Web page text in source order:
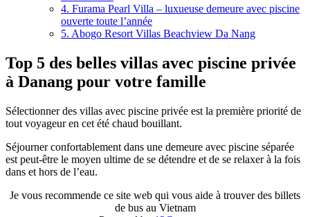
4. Furama Pearl Villa – luxueuse demeure avec piscine
ouverte toute l’année
5. Abogo Resort Villas Beachview Da Nang
Top 5 des belles villas avec piscine privée
à Danang pour votre famille
Sélectionner des villas avec piscine privée est la première priorité de
tout voyageur en cet été chaud bouillant.
Séjourner confortablement dans une demeure avec piscine séparée
est peut-être le moyen ultime de se détendre et de se relaxer à la fois
dans et hors de l’eau.
Je vous recommende ce site web qui vous aide à trouver des billets
de bus au Vietnam